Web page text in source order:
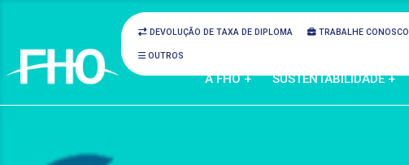
DEVOLUÇÃO DE TAXA DE DIPLOMA TRABALHE CONOSCO
OUTROS
A FHO + SUSTENTABILIDADE +